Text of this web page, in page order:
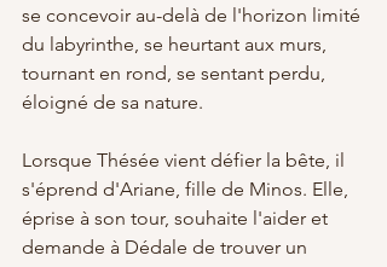
se concevoir au-delà de l'horizon limité
du labyrinthe, se heurtant aux murs,
tournant en rond, se sentant perdu,
éloigné de sa nature.
Lorsque Thésée vient défier la bête, il
s'éprend d'Ariane, fille de Minos. Elle,
éprise à son tour, souhaite l'aider et
demande à Dédale de trouver un